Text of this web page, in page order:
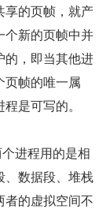
享的页帧，就产
个新的页帧中并
的，即当其他进
页帧的唯一属
是可写的。
进程用的是相
、数据段、堆栈
的虚拟空间不